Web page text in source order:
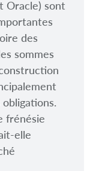
Oracle) sont
des
sommes
frénésie
elle